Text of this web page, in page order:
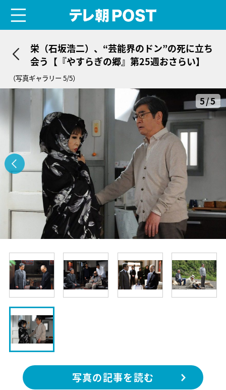
栄（石坂浩二）、“芸能界のドン”の死に立ち
会う【『やすらぎの郷』第25週おさらい】
（写真ギャラリー 5/5）
5/5
写真の記事を読む